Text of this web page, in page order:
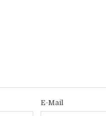
E-Mail